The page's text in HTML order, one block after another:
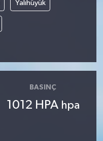
Yalıhüyük
BASINÇ
1012 HPA hpa